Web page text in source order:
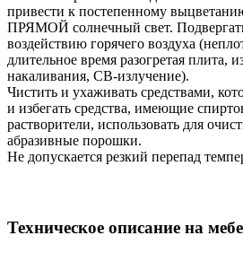
привести к постепенному
ПРЯМОЙ солнечный свет.
воздействию горячего воздуха
длительное время разогретая плита,
накаливания, СВ-излучение).
Чистить и ухаживать средствами,
и избегать средства, имеющие
растворители, использовать для
абразивные порошки.
Не допускается резкий перепад
Техническое описание на